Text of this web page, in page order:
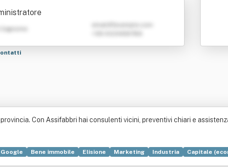
Con Assifabbri hai consulenti vicini, preventivi chiari e
Google Bene immobile Elisione Marketing Industria Capitale